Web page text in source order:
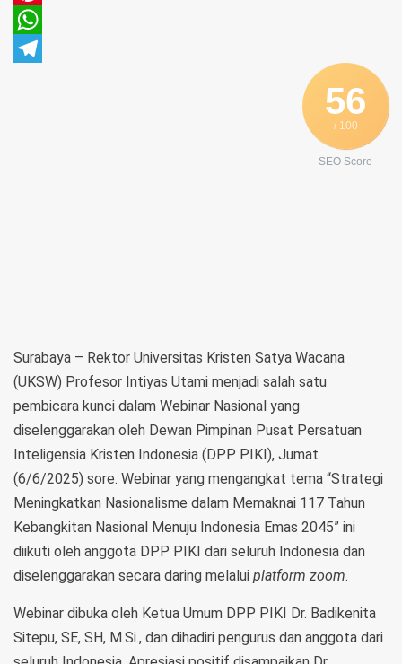
Pinterest
WhatsApp
56
/ 100
SEO Score
Surabaya – Rektor Universitas Kristen Satya Wacana
(UKSW) Profesor Intiyas Utami menjadi salah satu
pembicara kunci dalam Webinar Nasional yang
diselenggarakan oleh Dewan Pimpinan Pusat Persatuan
Inteligensia Kristen Indonesia (DPP PIKI), Jumat
(6/6/2025) sore. Webinar yang mengangkat tema “Strategi
Meningkatkan Nasionalisme dalam Memaknai 117 Tahun
Kebangkitan Nasional Menuju Indonesia Emas 2045” ini
diikuti oleh anggota DPP PIKI dari seluruh Indonesia dan
diselenggarakan secara daring melalui platform zoom.
Webinar dibuka oleh Ketua Umum DPP PIKI Dr. Badikenita
Sitepu, SE, SH, M.Si., dan dihadiri pengurus dan anggota dari